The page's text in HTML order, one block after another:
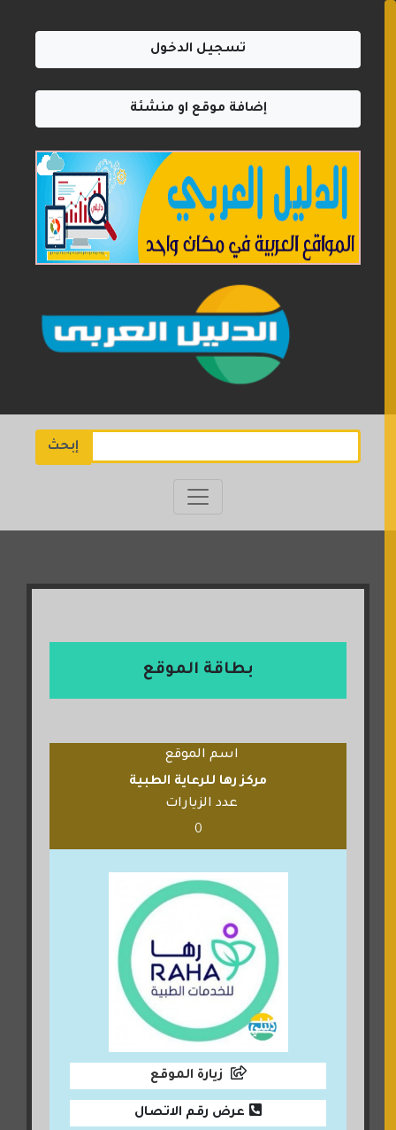
تسجيل الدخول
إضافة موقع او منشئة
إبحث
بطاقة الموقع
اسم الموقع
مركز رها للرعاية الطبية
عدد الزيارات
0
زيارة الموقع
عرض رقم الاتصال